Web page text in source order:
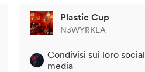
Plastic Cup
N3WYRKLA
Condivisi sui loro social
media